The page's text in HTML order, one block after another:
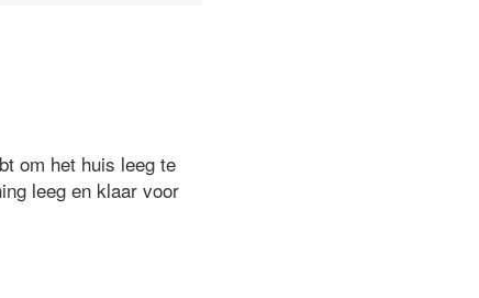
om het huis leeg te
leeg en klaar voor